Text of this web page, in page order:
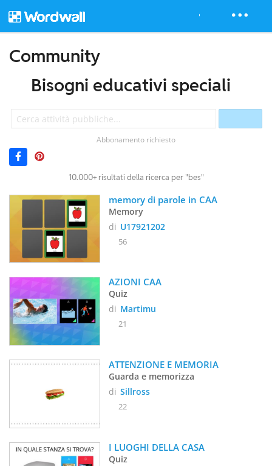
Community
Bisogni educativi speciali
Abbonamento richiesto
10.000+ risultati della ricerca per "bes"
memory di parole in CAA
Memory
di U17921202
56
AZIONI CAA
Quiz
di Martimu
21
ATTENZIONE E MEMORIA
Guarda e memorizza
di Sillross
22
I LUOGHI DELLA CASA
Quiz